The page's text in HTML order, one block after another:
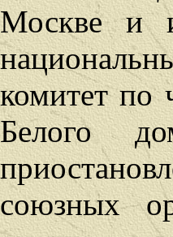
Москве и
комитет
Белого
союзных